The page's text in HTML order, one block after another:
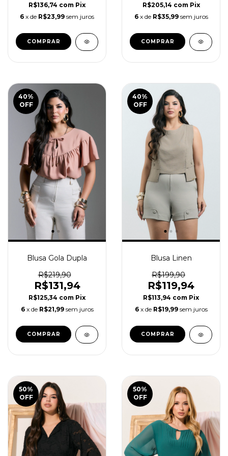
R$136,74 com Pix
6 x de R$23,99 sem juros
COMPRAR
R$205,14 com Pix
6 x de R$35,99 sem juros
COMPRAR
40%
OFF
Blusa Gola Dupla
R$219,90
R$131,94
R$125,34 com Pix
6 x de R$21,99 sem juros
COMPRAR
40%
OFF
Blusa Linen
R$199,90
R$119,94
R$113,94 com Pix
6 x de R$19,99 sem juros
COMPRAR
50%
OFF
50%
OFF